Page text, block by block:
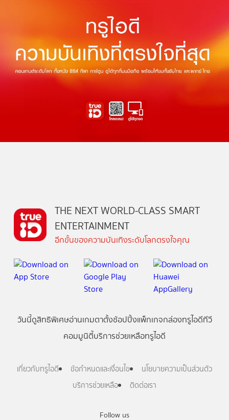
Follow us
THE NEXT WORLD-CLASS SMART
ENTERTAINMENT
อีกขั้นของความบันเทิงระดับโลกตรงใจคุณ
วันนี้ดูสิทธิพิเศษอ่านเกมตาตั้งช้อปปิ้งแพ็กเกจกล่องทรูไอดีทีวี
คอมมูนิตี้บริการช่วยเหลือทรูไอดี
เกี่ยวกับทรูไอดี ข้อกำหนดและเงื่อนไข
นโยบายความเป็นส่วนตัว
บริการช่วยเหลือ
ติดต่อเรา